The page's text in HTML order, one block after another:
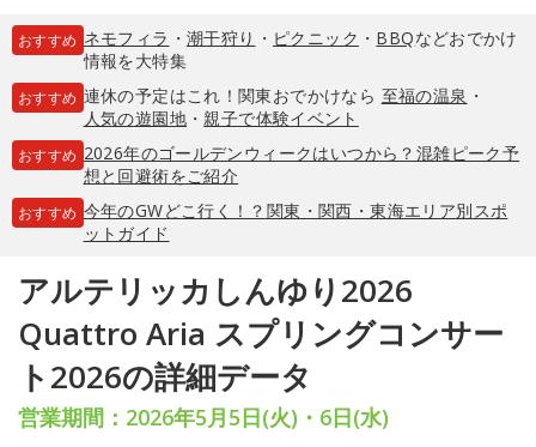
おすすめ ネモフィラ ・ 潮干狩り ・ ピクニック ・ BBQなどおでかけ
情報を大特集
おすすめ 連休の予定はこれ！関東おでかけなら 至福の温泉 ・
人気の遊園地・親子で体験イベント
おすすめ 2026年のゴールデンウィークはいつから？混雑ピーク予
想と回避術をご紹介
おすすめ 今年のGWどこ行く！？関東・関西・東海エリア別スポ
ットガイド
アルテリッカしんゆり2026
Quattro Aria スプリングコンサー
ト2026の詳細データ
営業期間：2026年5月5日(火)・6日(水)